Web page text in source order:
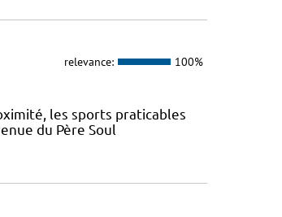
relevance: 100%
les sports praticables
du Père Soul